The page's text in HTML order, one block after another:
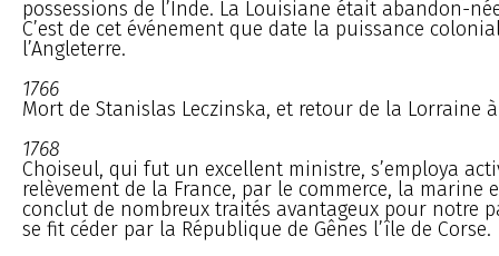
possessions de l’Inde. La Louisiane était abandon-
C’est de cet événement que date la puissance
l’Angleterre.
1766
Mort de Stanislas Leczinska, et retour de la Lorraine
1768
Choiseul, qui fut un excellent ministre, s’employa
relèvement de la France, par le commerce, la marine
conclut de nombreux traités avantageux pour notre
se fit céder par la République de Gênes l’île de Corse.